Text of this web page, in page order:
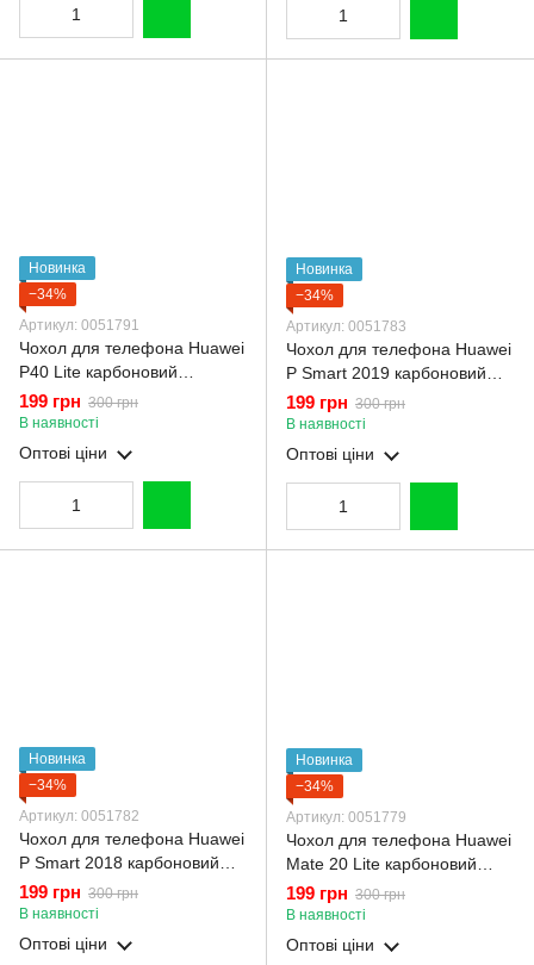
Новинка
−34%
Артикул: 0051791
Чохол для телефона Huawei
P40 Lite карбоновий
протиударний з високими
бортами чорний
199 грн 300 грн
В наявності
Оптові ціни
Новинка
−34%
Артикул: 0051783
Чохол для телефона Huawei
P Smart 2019 карбоновий
протиударний з високими
бортами чорний
199 грн 300 грн
В наявності
Оптові ціни
Новинка
−34%
Артикул: 0051782
Чохол для телефона Huawei
P Smart 2018 карбоновий
протиударний з високими
бортами чорний
199 грн 300 грн
В наявності
Оптові ціни
Новинка
−34%
Артикул: 0051779
Чохол для телефона Huawei
Mate 20 Lite карбоновий
протиударний з високими
бортами чорний
199 грн 300 грн
В наявності
Оптові ціни